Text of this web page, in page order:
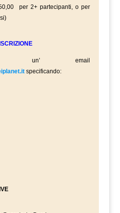
per 2+ partecipanti, o per
un’ email
specificando: